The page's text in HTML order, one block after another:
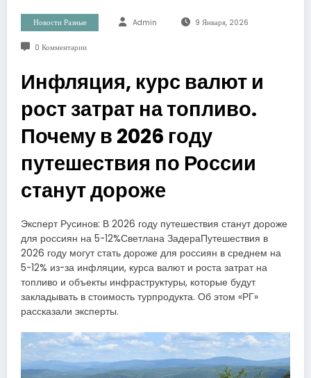
Новости Разные Admin 9 Января, 2026
0 Комментарии
Инфляция, курс валют и
рост затрат на топливо.
Почему в 2026 году
путешествия по России
станут дороже
Эксперт Русинов: В 2026 году путешествия станут дороже
для россиян на 5-12%Светлана ЗадераПутешествия в
2026 году могут стать дороже для россиян в среднем на
5-12% из-за инфляции, курса валют и роста затрат на
топливо и объекты инфраструктуры, которые будут
закладывать в стоимость турпродукта. Об этом «РГ»
рассказали эксперты.